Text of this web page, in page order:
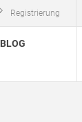
Registrierung
BLOG